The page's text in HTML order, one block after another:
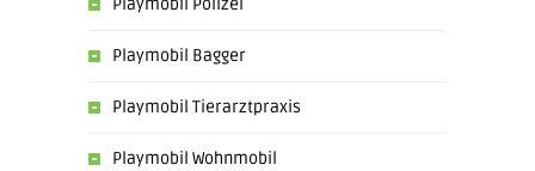
Playmobil Polizei
Playmobil Bagger
Playmobil Tierarztpraxis
Playmobil Wohnmobil